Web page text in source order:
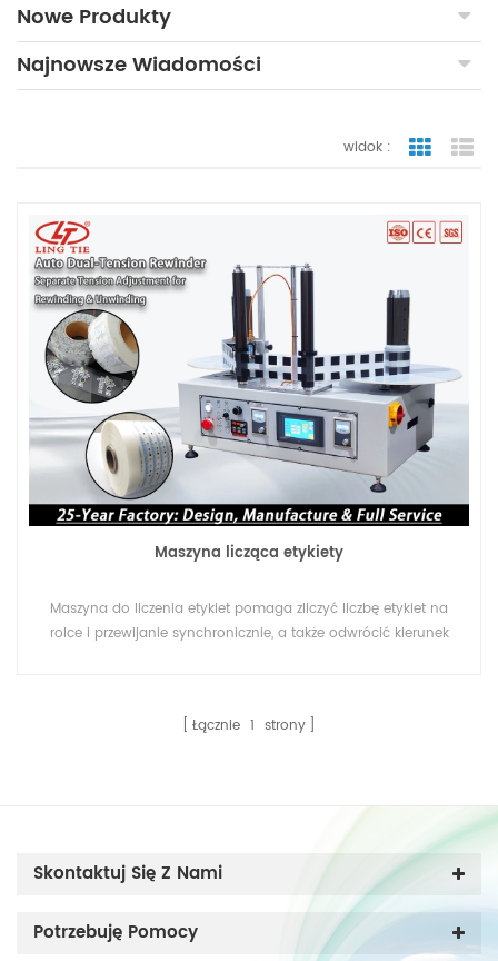
Nowe Produkty
Najnowsze Wiadomości
widok : widok
Maszyna licząca etykiety
Maszyna do liczenia etykiet pomaga zliczyć liczbę etykiet na
rolce i przewijanie synchronicznie, a także odwrócić kierunek
Łącznie 1 strony
Skontaktuj Się Z Nami
Potrzebuję Pomocy